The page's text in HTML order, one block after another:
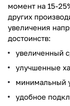
момент на 15-
других
увеличения
достоинств:
увеличенный
улучшенные
минимальный
удобное